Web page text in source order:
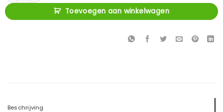
Toevoegen aan winkelwagen
Beschrijving